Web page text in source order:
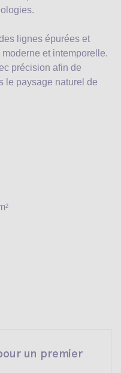
lignes épurées et
et intemporelle.
précision afin de
le paysage naturel de
2
un premier